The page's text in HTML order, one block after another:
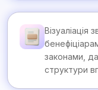
Візуаліація
законами,
структури